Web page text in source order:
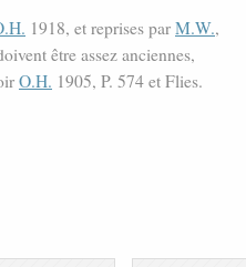
1918, et reprises par M.W.,
être assez anciennes,
O.H. 1905, P. 574 et Flies.